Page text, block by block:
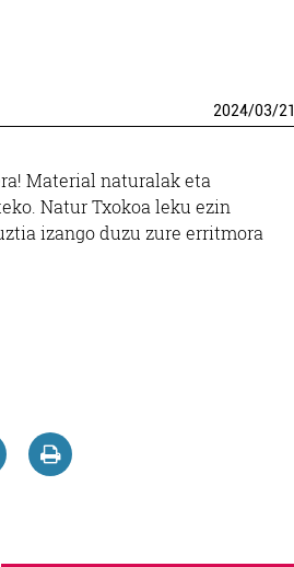
2024/03/21
Material naturalak eta
Natur Txokoa leku ezin
izango duzu zure erritmora